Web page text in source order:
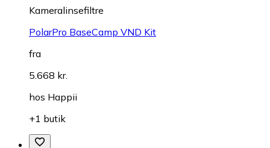
Kameralinsefiltre
PolarPro BaseCamp VND Kit
fra
5.668 kr.
hos Happii
+1 butik